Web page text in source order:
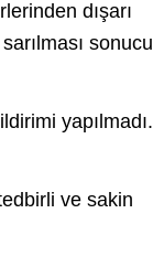
dışarı
sonucu
yapılmadı.
ve sakin